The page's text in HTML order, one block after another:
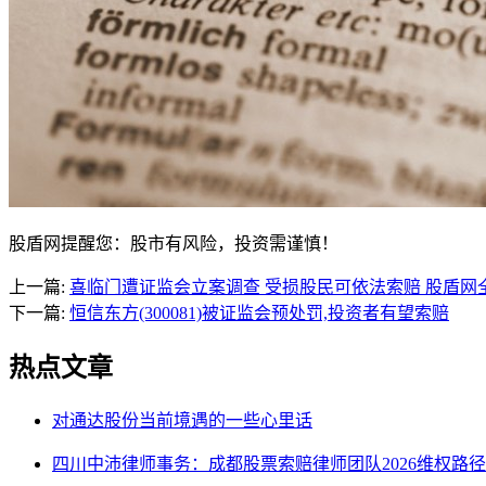
股盾网提醒您：股市有风险，投资需谨慎！
上一篇: 喜临门遭证监会立案调查 受损股民可依法索赔 股盾网
下一篇: 恒信东方(300081)被证监会预处罚,投资者有望索赔
热点文章
对通达股份当前境遇的一些心里话
四川中沛律师事务：成都股票索赔律师团队2026维权路径